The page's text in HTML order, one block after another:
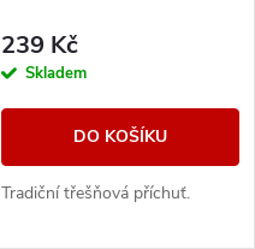
239 Kč
Skladem
DO KOŠÍKU
Tradiční třešňová příchuť.